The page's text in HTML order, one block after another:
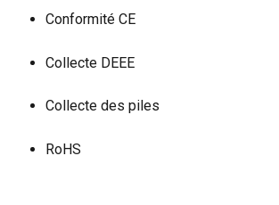
Conformité CE
Collecte DEEE
Collecte des piles
RoHS